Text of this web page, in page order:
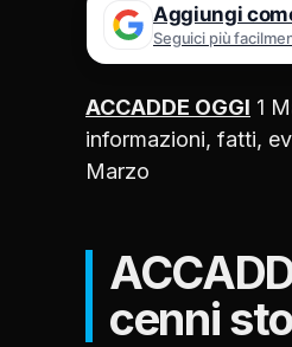
Aggiungi
Seguici più
ACCADDE OGGI 1
informazioni, fatti,
Marzo
cenni